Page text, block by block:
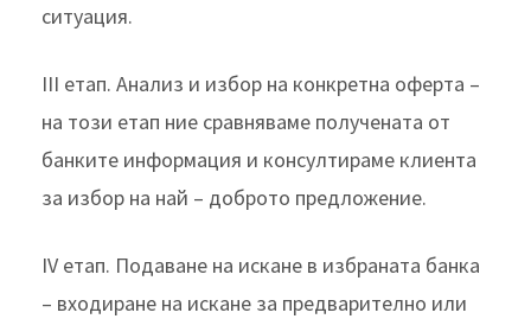
ситуация.
III етап. Анализ и избор на конкретна оферта –
на този етап ние сравняваме получената от
банките информация и консултираме клиента
за избор на най – доброто предложение.
IV етап. Подаване на искане в избраната банка
– входиране на искане за предварително или